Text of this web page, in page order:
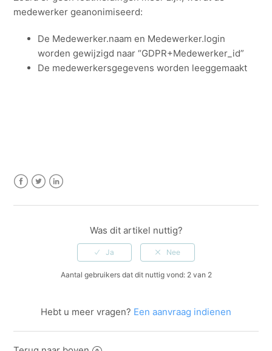
medewerker geanonimiseerd:
De Medewerker.naam en Medewerker.login
worden gewijzigd naar “GDPR+Medewerker_id”
De medewerkersgegevens worden leeggemaakt
Was dit artikel nuttig?
Aantal gebruikers dat dit nuttig vond: 2 van 2
Hebt u meer vragen? Een aanvraag indienen